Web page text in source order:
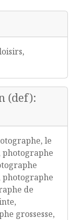
(def):
le
photographe
de
grossesse,